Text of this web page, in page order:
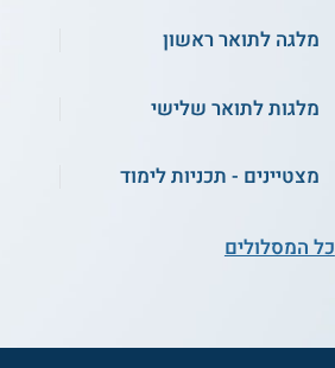
מלגה לתואר ראשון
מלגות לתואר שלישי
מצטיינים - תכניות לימוד
כל המסלולים